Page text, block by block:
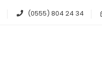
(0555) 804 24 34